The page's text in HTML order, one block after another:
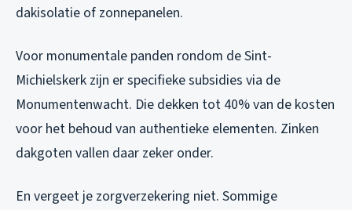
dakisolatie of zonnepanelen.
Voor monumentale panden rondom de Sint-
Michielskerk zijn er specifieke subsidies via de
Monumentenwacht. Die dekken tot 40% van de kosten
voor het behoud van authentieke elementen. Zinken
dakgoten vallen daar zeker onder.
En vergeet je zorgverzekering niet. Sommige